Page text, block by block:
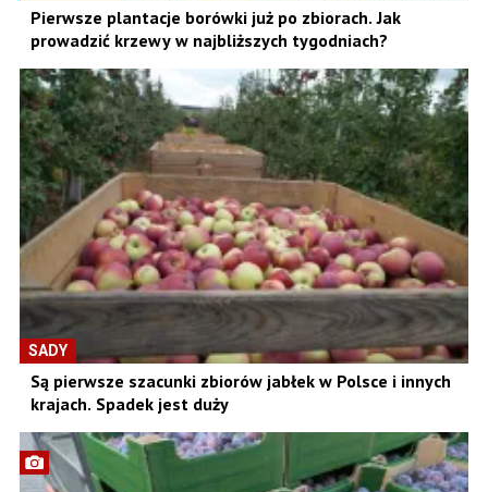
Pierwsze plantacje borówki już po zbiorach. Jak
prowadzić krzewy w najbliższych tygodniach?
SADY
Są pierwsze szacunki zbiorów jabłek w Polsce i innych
krajach. Spadek jest duży